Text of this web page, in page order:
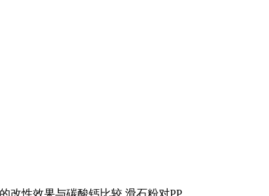
性效果与碳酸钙比较,滑石粉对PP .